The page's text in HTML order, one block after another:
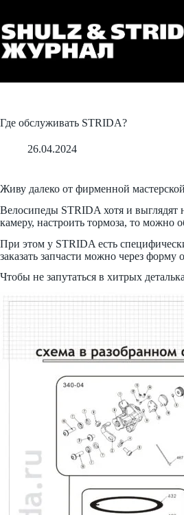
сути
Где обслуживать STRIDA?
26.04.2024
Живу далеко от фирменной
Велосипеды STRIDA хотя и выглядят
камеру, настроить тормоза, то можно
При этом у STRIDA есть
заказать запчасти можно через форму
Чтобы не запутаться в хитрых